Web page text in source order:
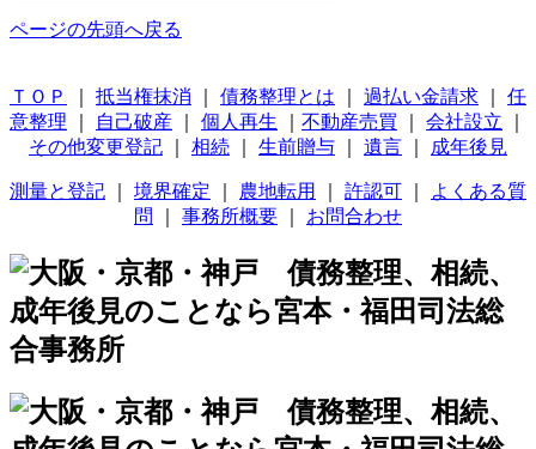
ページの先頭へ戻る
ＴＯＰ 抵当権抹消 債務整理とは 過払い金請求
任
意整理
自己破産 個人再生 不動産売買 会社設立
その他変更登記
相続 生前贈与 遺言 成年後見
測量と登記 境界確定 農地転用 許認可
よくある質
問
事務所概要 お問合わせ